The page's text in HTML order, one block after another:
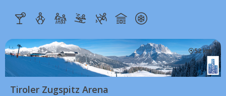
52 km
Tiroler Zugspitz Arena